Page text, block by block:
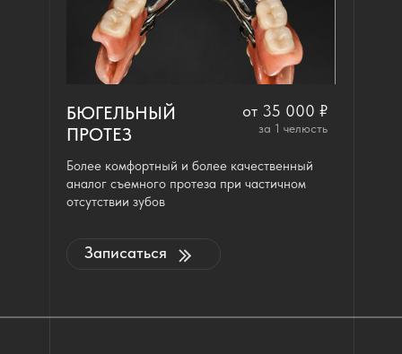
Записаться
от 35 000 ₽
БЮГЕЛЬНЫЙ
ПРОТЕЗ
Более комфортный и более качественный
аналог съемного протеза при частичном
отсутствии зубов
за 1 челюсть